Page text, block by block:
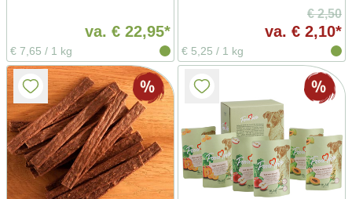
va. € 22,95*
€ 7,65 / 1 kg
€ 2,50
va. € 2,10*
€ 5,25 / 1 kg